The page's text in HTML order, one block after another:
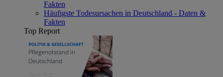
Fakten
Häufigste Todesursachen in Deutschland - Daten &
Fakten
Top Report